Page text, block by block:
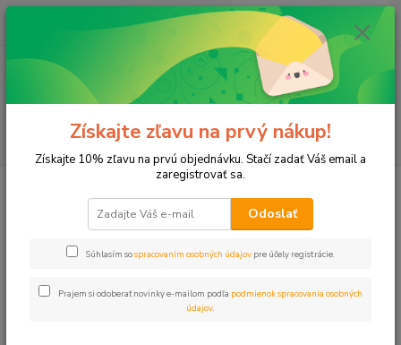
Menu
(Po-Pia, 8-17 hod.)
ks
za0 €
Kategórie blogu
Balkóny a terasy
Získajte zľavu na prvý nákup!
Získajte 10% zľavu na prvú objednávku. Stačí zadať Váš email a
zaregistrovať sa.
Odoslať
Súhlasím sospracovaním osobných údajov pre účely registrácie.
Prajem si odoberať novinky e-mailom podľa podmienok spracovania osobných
údajov